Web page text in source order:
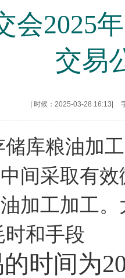
会2025
交易
时候：2025-03-28 16:13
储库粮油加
间采取有
加工加工
时和手段
时间为